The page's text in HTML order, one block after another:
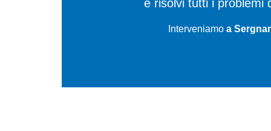
e risolvi tutti i problemi
Interveniamo a